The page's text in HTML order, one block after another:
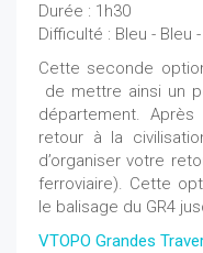
Durée : 1h30
Difficulté : Bleu - Bleu
Cette seconde
de mettre ainsi un
département.
retour à la
d’organiser votre
ferroviaire). Cette
le balisage du GR4
VTOPO Grandes